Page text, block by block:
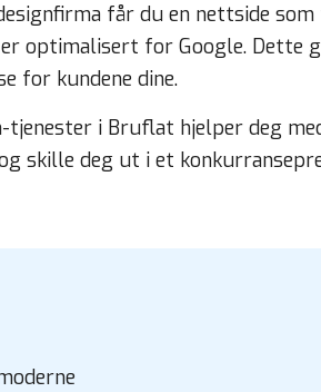
får du en nettside
optimalisert for Google. Dette
for kundene dine.
tjenester i Bruflat hjelper deg
skille deg ut i et